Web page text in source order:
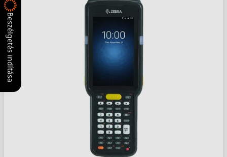
Beszélgetés indítása